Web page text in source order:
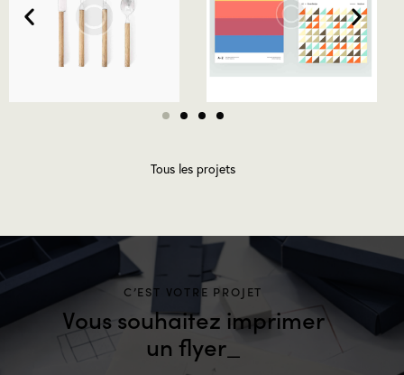
Tous les projets
C’EST VOTRE PROJET
Vous souhaitez imprimer
un flyer_